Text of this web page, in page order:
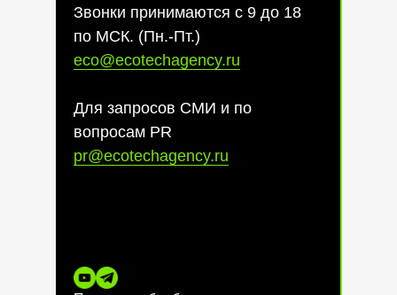
Звонки принимаются с 9 до 18
по МСК. (Пн.-Пт.)
eco@ecotechagency.ru
Для запросов СМИ и по
вопросам PR
pr@ecotechagency.ru